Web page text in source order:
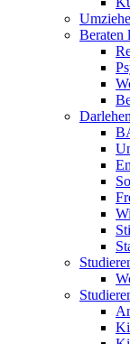
Beraten